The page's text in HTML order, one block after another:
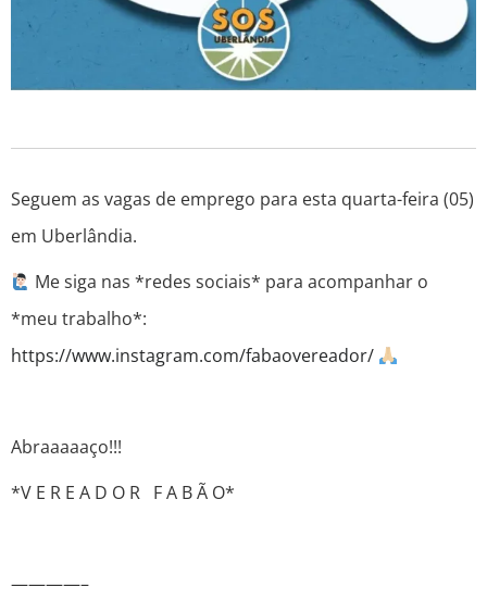
Seguem as vagas de emprego para esta quarta-feira (05)
em Uberlândia.
Me siga nas *redes sociais* para acompanhar o
*meu trabalho*:
https://www.instagram.com/fabaovereador/
Abraaaaaço!!!
*V E R E A D O R F A B Ã O*
————–